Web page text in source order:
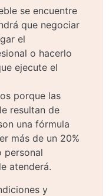
se encuentre
que negociar
el
o hacerlo
ejecute el
porque las
resultan de
una fórmula
más de un 20%
personal
atenderá.
y